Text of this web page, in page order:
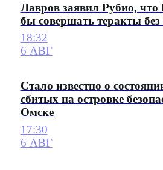
Лавров заявил Рубио, что
бы совершать теракты без
18:32
6 АВГ
Стало известно о
сбитых на островке
Омске
17:30
6 АВГ